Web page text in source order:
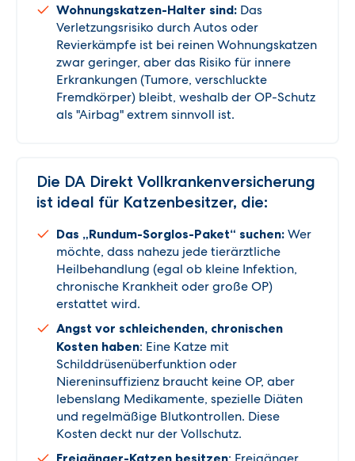
Wohnungskatzen-Halter sind: Das
Verletzungsrisiko durch Autos oder
Revierkämpfe ist bei reinen Wohnungskatzen
zwar geringer, aber das Risiko für innere
Erkrankungen (Tumore, verschluckte
Fremdkörper) bleibt, weshalb der OP-Schutz
als "Airbag" extrem sinnvoll ist.
Die DA Direkt Vollkrankenversicherung
ist ideal für Katzenbesitzer, die:
Das „Rundum-Sorglos-Paket“ suchen: Wer
möchte, dass nahezu jede tierärztliche
Heilbehandlung (egal ob kleine Infektion,
chronische Krankheit oder große OP)
erstattet wird.
Angst vor schleichenden, chronischen
Kosten haben: Eine Katze mit
Schilddrüsenüberfunktion oder
Niereninsuffizienz braucht keine OP, aber
lebenslang Medikamente, spezielle Diäten
und regelmäßige Blutkontrollen. Diese
Kosten deckt nur der Vollschutz.
Freigänger-Katzen besitzen